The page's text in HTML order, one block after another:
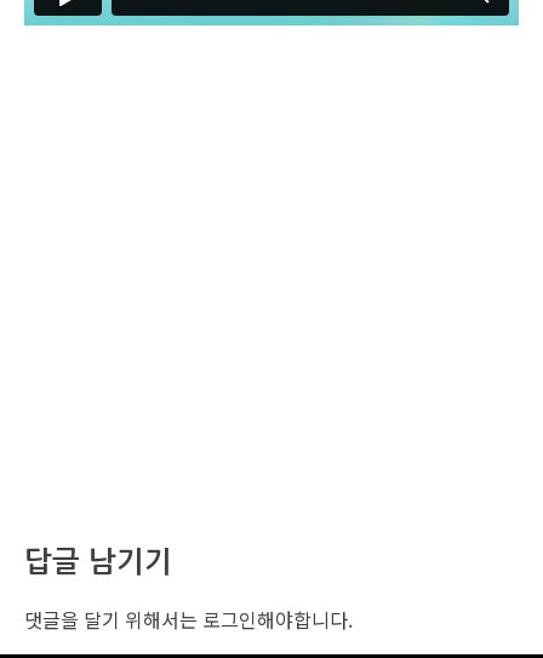
답글 남기기
댓글을 달기 위해서는 로그인해야합니다.